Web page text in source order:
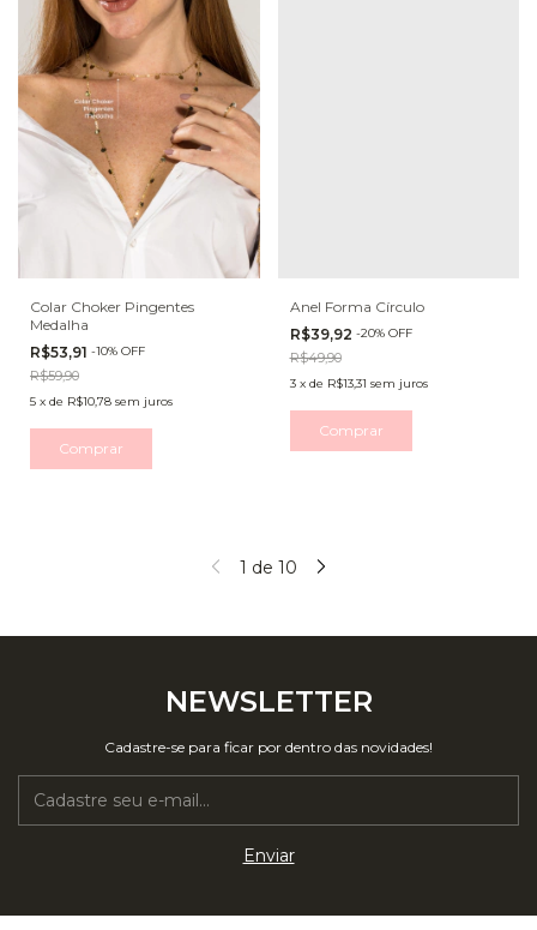
Colar Choker Pingentes
Medalha
R$53,91 -10% OFF
R$59,90
5 x de R$10,78 sem juros
Comprar
Anel Forma Círculo
R$39,92 -20% OFF
R$49,90
3 x de R$13,31 sem juros
Comprar
1 de 10
NEWSLETTER
Cadastre-se para ficar por dentro das novidades!